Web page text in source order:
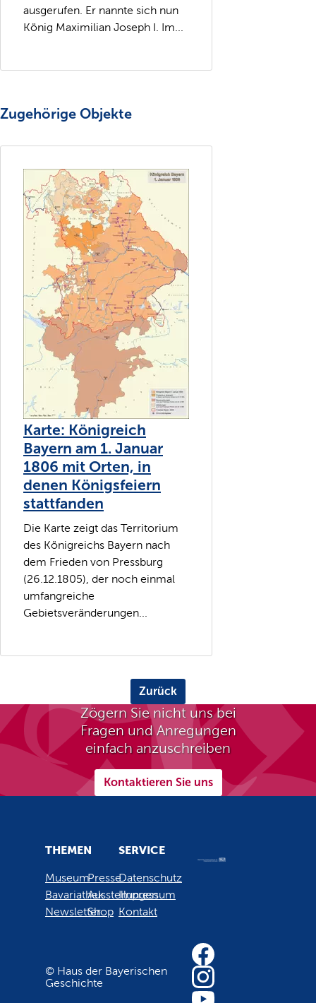
ausgerufen. Er nannte sich nun
König Maximilian Joseph I. Im...
Zugehörige Objekte
Karte: Königreich
Bayern am 1. Januar
1806 mit Orten, in
denen Königsfeiern
stattfanden
Die Karte zeigt das Territorium
des Königreichs Bayern nach
dem Frieden von Pressburg
(26.12.1805), der noch einmal
umfangreiche
Gebietsveränderungen...
Zurück
Zögern Sie nicht uns bei
Fragen und Anregungen
einfach anzuschreiben
Kontaktieren Sie uns
THEMEN
Museum
Bavariathek
Newsletter
Presse
Ausstellungen
Shop
SERVICE
Datenschutz
Impressum
Kontakt
© Haus der Bayerischen
Geschichte